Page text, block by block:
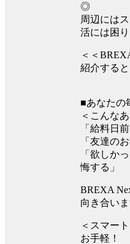
◎
周辺には
活には困り
＜＜
紹介する
■あなたの
＜こんな
「給料日
「友達の
「欲しか
悔する」
BREXA
向き合いま
＜スマー
お手軽！